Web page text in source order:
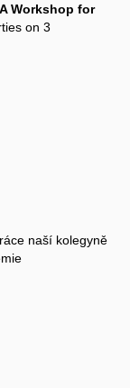
A Workshop for
on 3
naší kolegyně